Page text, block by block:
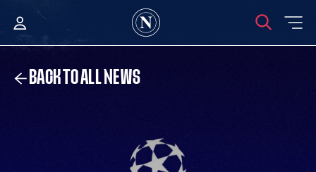
BACK TO ALL NEWS